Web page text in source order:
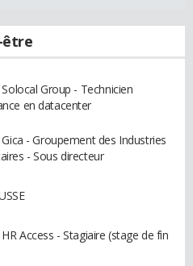
être
Group - Technicien
en datacenter
- Groupement des Industries
- Sous directeur
Access - Stagiaire (stage de fin